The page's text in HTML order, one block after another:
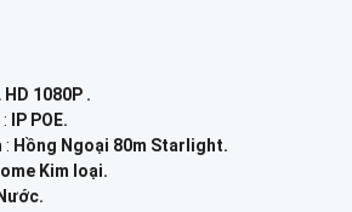
HD 1080P .
IP POE.
: Hồng Ngoại 80m Starlight.
Kim loại.